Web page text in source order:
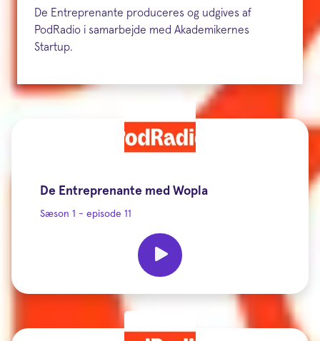
De Entreprenante produceres og udgives af
PodRadio i samarbejde med Akademikernes
Startup.
De Entreprenante med Wopla
Sæson 1 - episode 11